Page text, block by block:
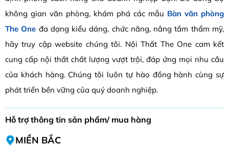
không gian văn phòng, khám phá các mẫu Bàn văn phòng
The One đa dạng kiểu dáng, chức năng, nâng tầm thẩm mỹ,
hãy truy cập website chúng tôi. Nội Thất The One cam kết
cung cấp nội thất chất lượng vượt trội, đáp ứng mọi nhu cầu
của khách hàng. Chúng tôi luôn tự hào đồng hành cùng sự
phát triển bền vững của quý doanh nghiệp.
Hỗ trợ thông tin sản phẩm/ mua hàng
MIỀN BẮC